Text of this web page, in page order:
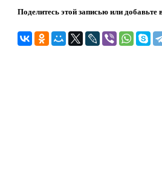
Поделитесь этой записью или добавьте